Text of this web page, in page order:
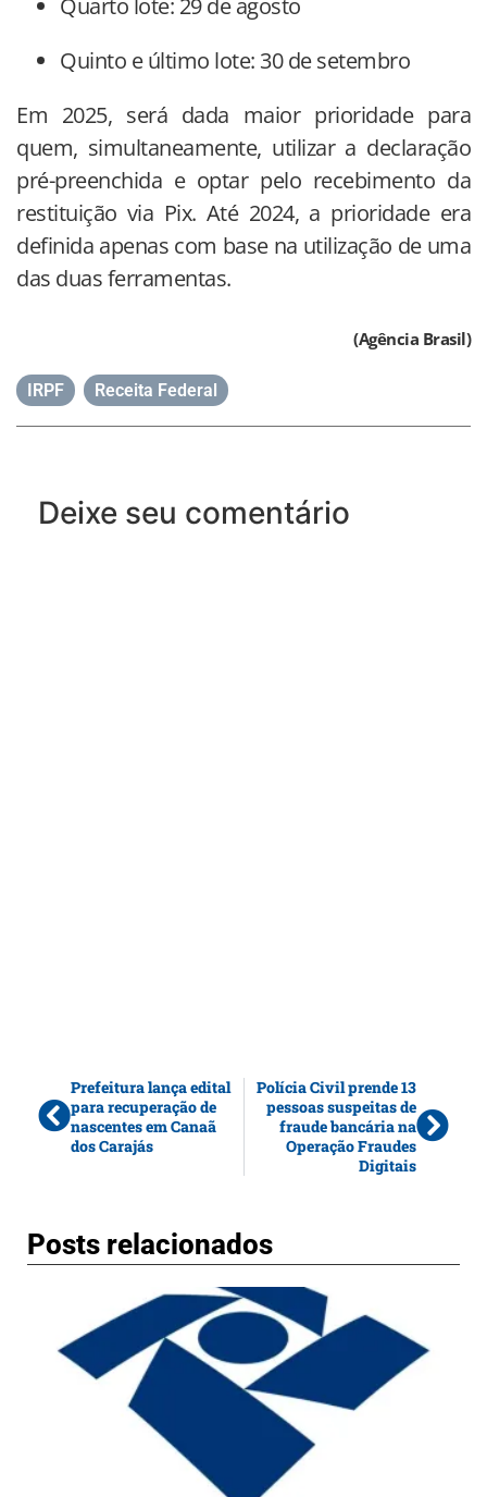
Quarto lote: 29 de agosto
Quinto e último lote: 30 de setembro
Em 2025, será dada maior prioridade para
quem, simultaneamente, utilizar a declaração
pré-preenchida e optar pelo recebimento da
restituição via Pix. Até 2024, a prioridade era
definida apenas com base na utilização de uma
das duas ferramentas.
(Agência Brasil)
IRPF Receita Federal
Deixe seu comentário
Prefeitura lança edital
para recuperação de
nascentes em Canaã
dos Carajás
Polícia Civil prende 13
pessoas suspeitas de
fraude bancária na
Operação Fraudes
Digitais
Posts relacionados